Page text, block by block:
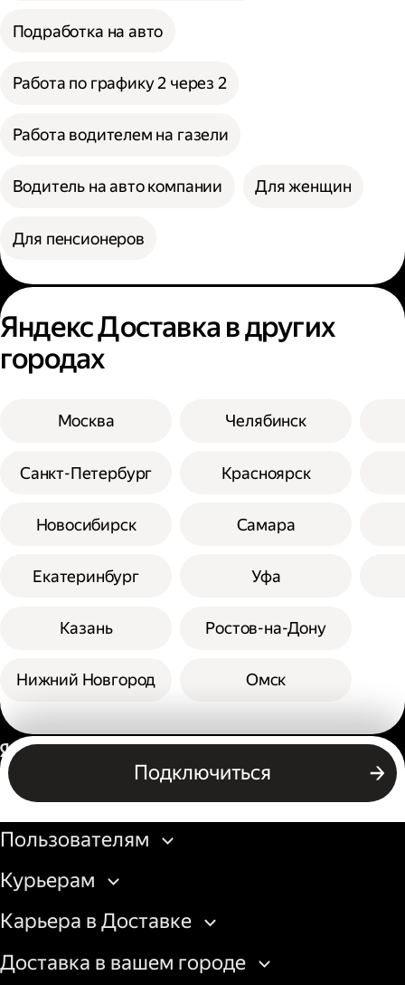
Подработка на авто
Работа по графику 2 через 2
Работа водителем на газели
Водитель на авто компании Для женщин
Для пенсионеров
Яндекс Доставка в других
городах
Москва
Санкт-Петербург
Новосибирск
Екатеринбург
Казань
Нижний Новгород
Челябинск
Красноярск
Самара
Уфа
Ростов-на-Дону
Омск
Подключиться
Россия
Бизнесу
Пользователям
Курьерам
Карьера в Доставке
Доставка в вашем городе